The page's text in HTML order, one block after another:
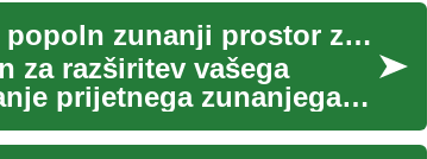
Sončna terasa: Kako ustvariti popoln zunanji prostor za uživanje v soncu
za razširitev vašega
prijetnega zunanjega